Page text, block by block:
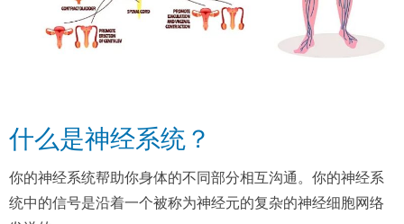
什么是神经系统？
你的神经系统帮助你身体的不同部分相互沟通。你的神经系
统中的信号是沿着一个被称为神经元的复杂的神经细胞网络